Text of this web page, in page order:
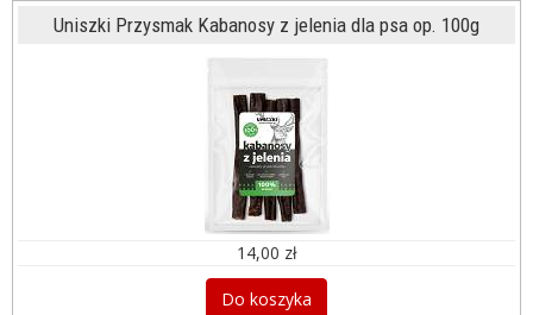
Uniszki Przysmak Kabanosy z jelenia dla psa op. 100g
14,00 zł
Do koszyka